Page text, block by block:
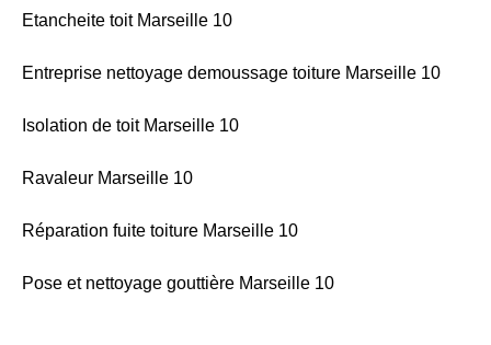
Etancheite toit Marseille 10
Entreprise nettoyage demoussage toiture Marseille 10
Isolation de toit Marseille 10
Ravaleur Marseille 10
Réparation fuite toiture Marseille 10
Pose et nettoyage gouttière Marseille 10